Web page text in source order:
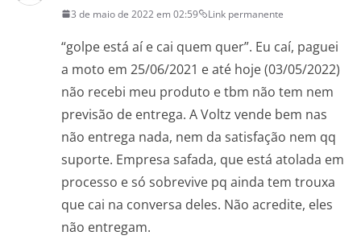
3 de maio de 2022 em 02:59 Link permanente
“golpe está aí e cai quem quer”. Eu caí, paguei
a moto em 25/06/2021 e até hoje (03/05/2022)
não recebi meu produto e tbm não tem nem
previsão de entrega. A Voltz vende bem nas
não entrega nada, nem da satisfação nem qq
suporte. Empresa safada, que está atolada em
processo e só sobrevive pq ainda tem trouxa
que cai na conversa deles. Não acredite, eles
não entregam.